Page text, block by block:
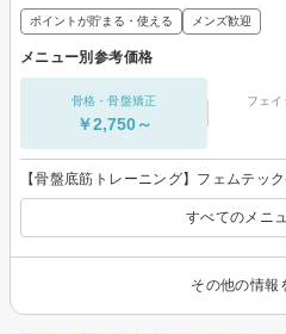
ポイントが貯まる・使える メンズ歓迎
メニュー別参考価格
骨格・骨盤矯正
￥2,750～
フェイ
【骨盤底筋トレーニング】フェムテッ
すべてのメニ
その他の情報